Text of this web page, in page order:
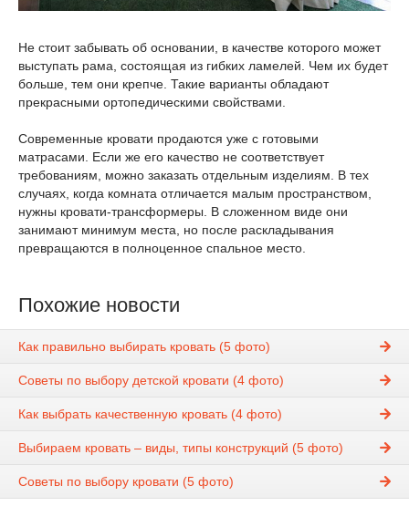
Не стоит забывать об основании, в качестве которого может
выступать рама, состоящая из гибких ламелей. Чем их будет
больше, тем они крепче. Такие варианты обладают
прекрасными ортопедическими свойствами.
Современные кровати продаются уже с готовыми
матрасами. Если же его качество не соответствует
требованиям, можно заказать отдельным изделиям. В тех
случаях, когда комната отличается малым пространством,
нужны кровати-трансформеры. В сложенном виде они
занимают минимум места, но после раскладывания
превращаются в полноценное спальное место.
Похожие новости
Как правильно выбирать кровать (5 фото)
Советы по выбору детской кровати (4 фото)
Как выбрать качественную кровать (4 фото)
Выбираем кровать – виды, типы конструкций (5 фото)
Советы по выбору кровати (5 фото)